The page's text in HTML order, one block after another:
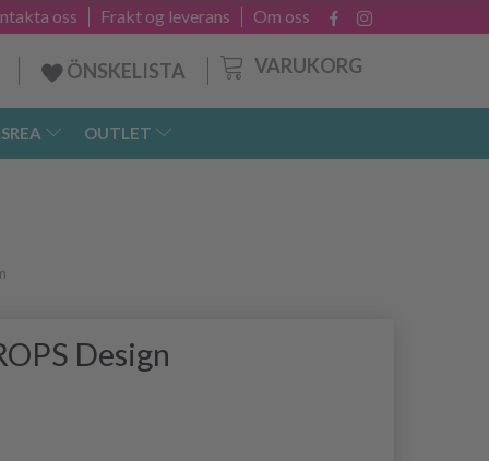
Om oss
Frakt og leverans
oss
VARUKORG
ÖNSKELISTA
OUTLET
Design